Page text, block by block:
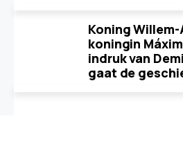
Koning
koningin
indruk van
gaat de